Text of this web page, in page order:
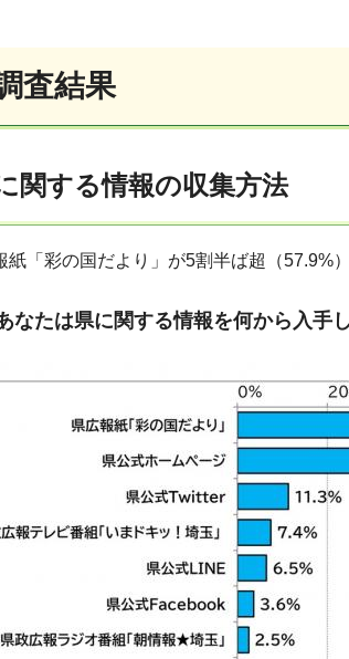
査結果
関する情報の収集方法
「彩の国だより」が5割半ば超（57.9%）
なたは県に関する情報を何から入手